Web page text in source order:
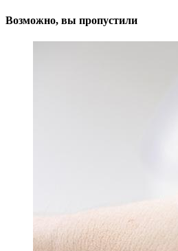
Возможно, вы пропустили